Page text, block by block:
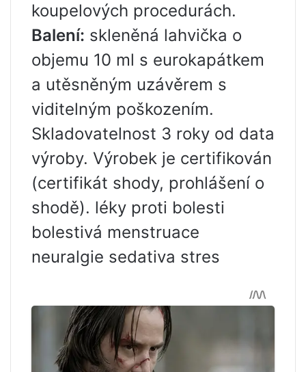
koupelových procedurách.
Balení: skleněná lahvička o
objemu 10 ml s eurokapátkem
a utěsněným uzávěrem s
viditelným poškozením.
Skladovatelnost 3 roky od data
výroby. Výrobek je certifikován
(certifikát shody, prohlášení o
shodě). léky proti bolesti
bolestivá menstruace
neuralgie sedativa stres